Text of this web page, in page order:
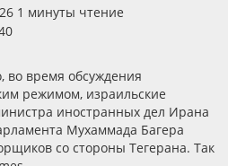
1 минуты чтение
во время обсуждения
режимом, израильские
иностранных дел Ирана
Мухаммада Багера
со стороны Тегерана. Так